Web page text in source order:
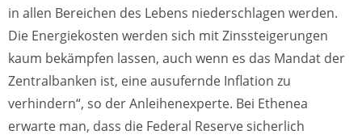
in allen Bereichen des Lebens niederschlagen werden.
Die Energiekosten werden sich mit Zinssteigerungen
kaum bekämpfen lassen, auch wenn es das Mandat der
Zentralbanken ist, eine ausufernde Inflation zu
verhindern“, so der Anleihenexperte. Bei Ethenea
erwarte man, dass die Federal Reserve sicherlich